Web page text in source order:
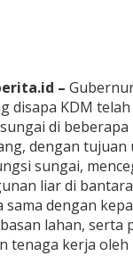
–
disapa KDM
di
dengan tujuan
sungai,
liar di
sama dengan
lahan, serta
tenaga kerja oleh